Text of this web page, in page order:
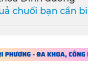
chuối bạn cần